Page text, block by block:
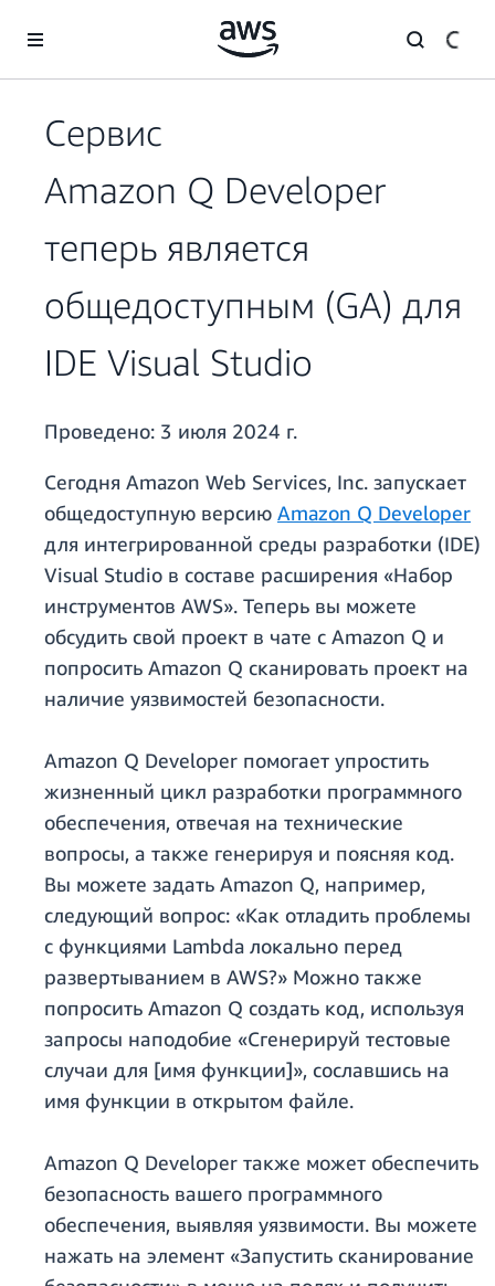
Перейти к главному контенту
Сервис
Amazon Q Developer
теперь является
общедоступным (GA) для
IDE Visual Studio
Проведено: 3 июля 2024 г.
Сегодня Amazon Web Services, Inc. запускает
общедоступную версию Amazon Q Developer
для интегрированной среды разработки (IDE)
Visual Studio в составе расширения «Набор
инструментов AWS». Теперь вы можете
обсудить свой проект в чате с Amazon Q и
попросить Amazon Q сканировать проект на
наличие уязвимостей безопасности.
Amazon Q Developer помогает упростить
жизненный цикл разработки программного
обеспечения, отвечая на технические
вопросы, а также генерируя и поясняя код.
Вы можете задать Amazon Q, например,
следующий вопрос: «Как отладить проблемы
с функциями Lambda локально перед
развертыванием в AWS?» Можно также
попросить Amazon Q создать код, используя
запросы наподобие «Сгенерируй тестовые
случаи для [имя функции]», сославшись на
имя функции в открытом файле.
Amazon Q Developer также может обеспечить
безопасность вашего программного
обеспечения, выявляя уязвимости. Вы можете
нажать на элемент «Запустить сканирование